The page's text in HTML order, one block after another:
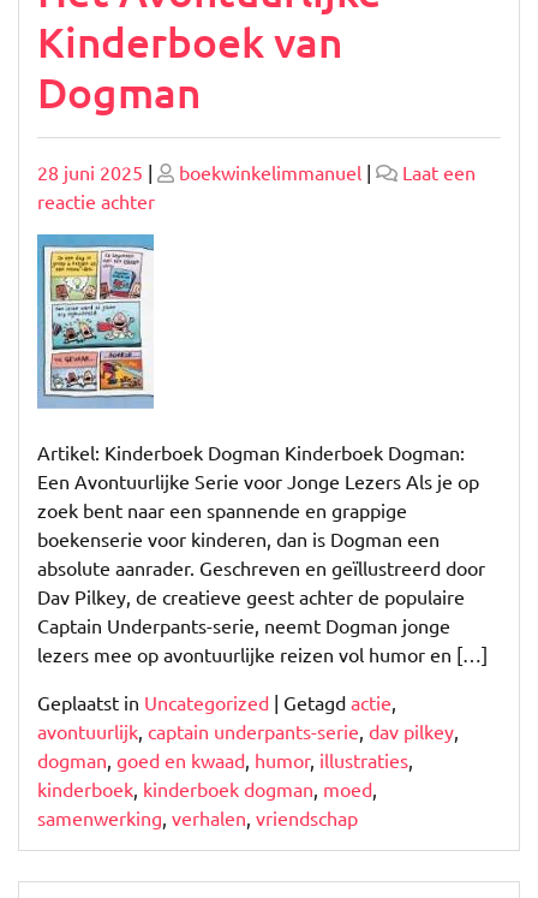
Kinderboek van
Dogman
Geplaatst
op
28 juni 2025 | Geplaatst
boekwinkelimmanuel |
Laat een
reactie achterop
Artikel: Kinderboek Dogman Kinderboek Dogman:
Een Avontuurlijke Serie voor Jonge Lezers Als je op
zoek bent naar een spannende en grappige
boekenserie voor kinderen, dan is Dogman een
absolute aanrader. Geschreven en geïllustreerd door
Dav Pilkey, de creatieve geest achter de populaire
Captain Underpants-serie, neemt Dogman jonge
lezers mee op avontuurlijke reizen vol humor en […]
Geplaatst in Uncategorized | Getagd actie,
avontuurlijk, captain underpants-serie, dav pilkey,
dogman, goed en kwaad, humor, illustraties,
kinderboek, kinderboek dogman, moed,
samenwerking, verhalen, vriendschap